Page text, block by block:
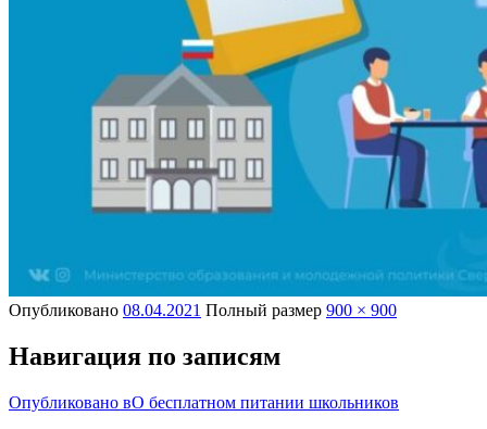
Опубликовано 08.04.2021 Полный размер 900 × 900
Навигация по записям
Опубликовано вО бесплатном питании школьников